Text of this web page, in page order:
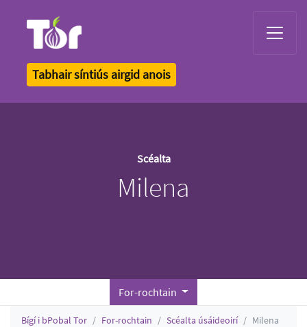
Tabhair síntiús airgid anois
Scéalta
Milena
For-rochtain
Bígí i bPobal Tor For-rochtain Scéalta úsáideoirí Milena